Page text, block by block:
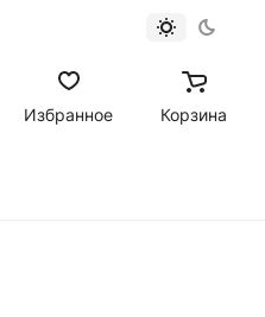
Избранное Корзина